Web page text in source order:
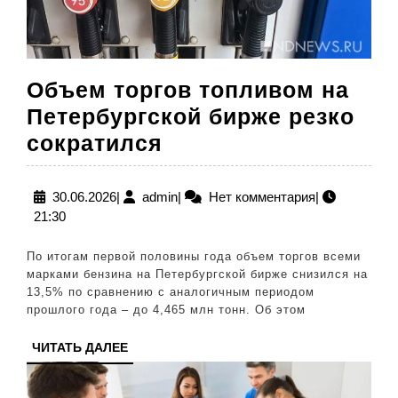
Объем торгов топливом на
Петербургской бирже резко
сократился
торгов
топливом
Петербургской
бирже
резко
30.06.202630.06.2026
| adminadmin
| Нет комментария|
21:30
По итогам первой половины года объем торгов всеми
марками бензина на Петербургской бирже снизился на
13,5% по сравнению с аналогичным периодом
прошлого года – до 4,465 млн тонн. Об этом
ЧИТАТЬ ДАЛЕЕЧИТАТЬ
ДАЛЕЕ